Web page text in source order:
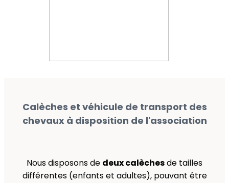
Calèches et véhicule de transport des
chevaux à disposition de l'association
Nous disposons de deux calèchesde tailles
différentes (enfants et adultes), pouvant être